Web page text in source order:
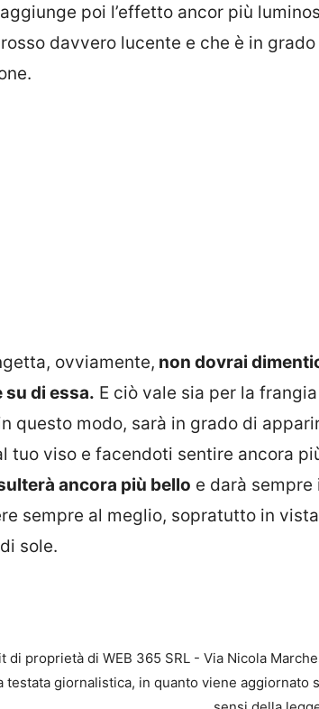
poi l’effetto ancor più
davvero lucente e che è in
ovviamente, non dovrai
su di essa. E ciò vale sia per la
questo modo, sarà in grado di
tuo viso e facendoti sentire ancora
ancora più bello e darà
sempre al meglio, sopratutto in
sole.
di proprietà di WEB 365 SRL - Via Nicola
testata giornalistica, in quanto viene